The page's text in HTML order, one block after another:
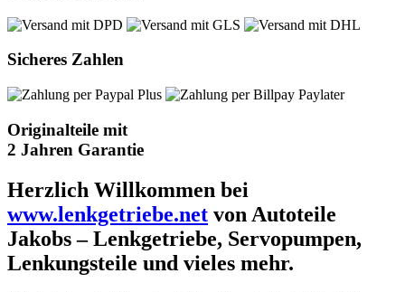
Sicheres Zahlen
Originalteile mit
2 Jahren Garantie
Herzlich Willkommen bei
www.lenkgetriebe.net von Autoteile
Jakobs – Lenkgetriebe, Servopumpen,
Lenkungsteile und vieles mehr.